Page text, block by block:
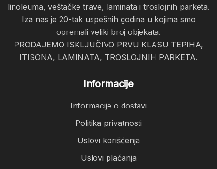
linoleuma, veštačke trave, laminata i troslojnih parketa.
Iza nas je 20-tak uspešnih godina u kojima smo
opremali veliki broj objekata.
PRODAJEMO ISKLJUČIVO PRVU KLASU TEPIHA,
ITISONA, LAMINATA, TROSLOJNIH PARKETA.
Informacije
Informacije o dostavi
Politika privatnosti
Uslovi korišćenja
Uslovi plaćanja